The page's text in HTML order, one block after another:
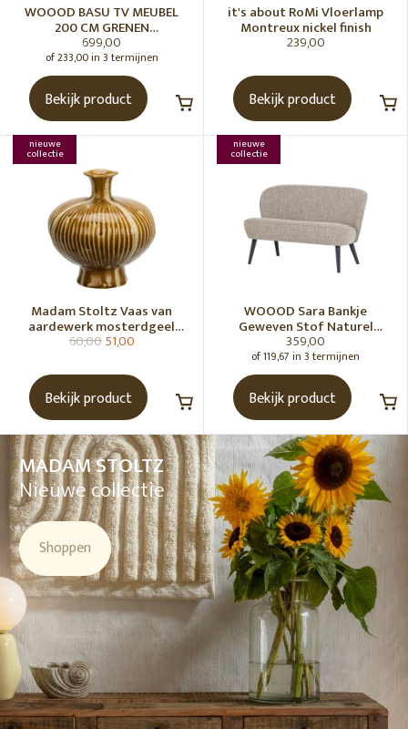
WOOOD BASU TV MEUBEL
200 CM GRENEN
BORDEAUXROOD [fsc]
699,00
of 233,00 in 3 termijnen
Bekijk product
it's about RoMi Vloerlamp
Montreux nickel finish
239,00
Bekijk product
nieuwe
collectie
Madam Stoltz Vaas van
aardewerk mosterdgeel
naturel
60,0051,00
Bekijk product
nieuwe
collectie
WOOOD Sara Bankje
Geweven Stof Naturel
Melange [Fsc]
359,00
of 119,67 in 3 termijnen
Bekijk product
MADAM STOLTZ
Nieuwe collectie
Shoppen